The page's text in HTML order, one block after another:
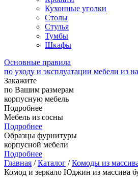
Кухонные уголки
Столы
Стулья
Тумбы
Шкафы
Основные правила
по уходу и эксплуатации мебели из
Закажите
по Вашим размерам
корпусную мебель
Подробнее
Мебель из сосны
Подробнее
Образцы фурнитуры
корпусной мебели
Подробнее
Главная /Каталог /Комоды из
Комод и зеркало Юджин из массива